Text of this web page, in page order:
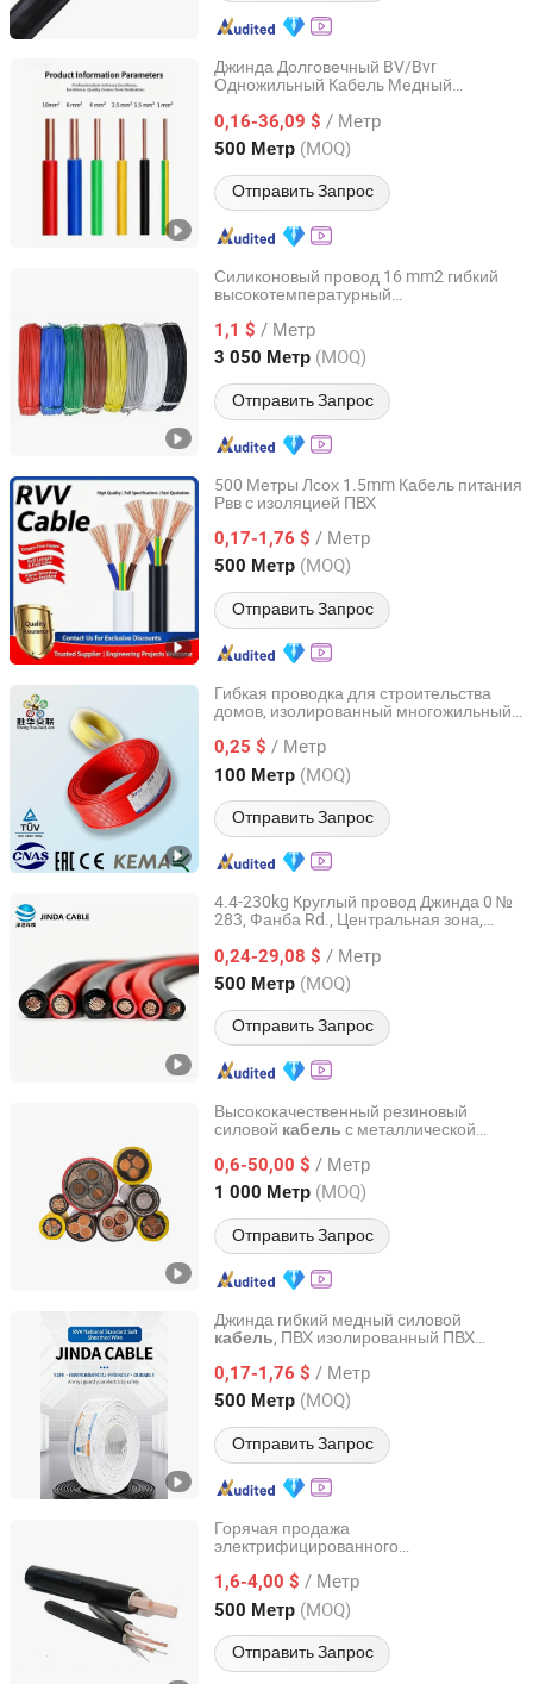
Джинда Долговечный BV/Bvr
Одножильный Кабель Медный
Соединений
0,16-36,09 $ / Метр
500 Метр (MOQ)
Отправить Запрос
Inner Mongolia Zhengbiao Jinda Cable Co., Ltd.
InnerMongolia, China с 2026
Силиконовый провод 16 mm2 гибкий
высокотемпературный
инверторный сварочный
1,1 $ / Метр
3 050 Метр (MOQ)
Отправить Запрос
Chang'an International Trade (Henan) Co., Ltd.
Henan, China с 2026
500 Метры Лсох 1.5mm Кабель питания
Рвв с изоляцией ПВХ
0,17-1,76 $ / Метр
500 Метр (MOQ)
Отправить Запрос
Inner Mongolia Zhengbiao Jinda Cable Co., Ltd.
InnerMongolia, China с 2026
Гибкая проводка для строительства
домов, изолированный многожильный
электричества
0,25 $ / Метр
100 Метр (MOQ)
Отправить Запрос
Shenghua Jiaolian Cable(Henan) Co., Ltd.
Henan, China с 2025
4.4-230kg Круглый провод Джинда 0 №
283, Фанба Rd., Центральная зона,
Солнечный кабель
0,24-29,08 $ / Метр
500 Метр (MOQ)
Отправить Запрос
Inner Mongolia Zhengbiao Jinda Cable Co., Ltd.
InnerMongolia, China с 2026
Высококачественный резиновый
силовой кабель с металлической
напряжения, алюминиевый
изолированный электрический
с ПВХ-броней и стальной проволокой,
CE
0,6-50,00 $ / Метр
1 000 Метр (MOQ)
Отправить Запрос
Henan Yuyunxin Cable Co., Ltd.
Henan, China с 2026
Джинда гибкий медный силовой
кабель, ПВХ изолированный ПВХ
многожильный гибкий
оболочкой для строительных и
промышленных проводок
0,17-1,76 $ / Метр
500 Метр (MOQ)
Отправить Запрос
Inner Mongolia Zhengbiao Jinda Cable Co., Ltd.
InnerMongolia, China с 2026
Горячая продажа
электрифицированного
сердечника XLPE изолированного
алюминиевого провода
бронированного кабеля с оболочкой
XLPE силовых кабелей
1,6-4,00 $ / Метр
500 Метр (MOQ)
Отправить Запрос
Tianjin Guanyu Electric Wire and Cable Co., Ltd.
Tianjin, China с 2026